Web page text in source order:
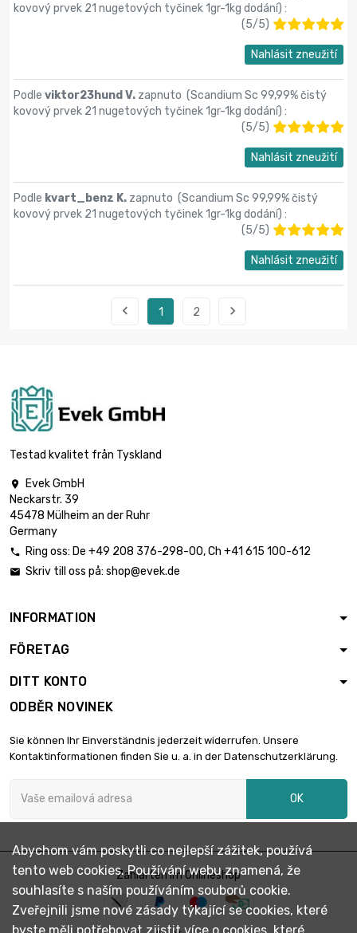
kovový prvek 21 nugetových tyčinek 1gr-1kg dodání) :
(5/5)
Nahlásit zneužití
Podle viktor23hund V. zapnuto (Scandium Sc 99,99% čistý
kovový prvek 21 nugetových tyčinek 1gr-1kg dodání) :
(5/5)
Nahlásit zneužití
Podle kvart_benz K. zapnuto (Scandium Sc 99,99% čistý
kovový prvek 21 nugetových tyčinek 1gr-1kg dodání) :
(5/5)
Nahlásit zneužití
 1 2 
Testad kvalitet från Tyskland

Evek GmbH
Neckarstr. 39
45478 Mülheim an der Ruhr
Germany
 Ring oss: De +49 208 376-298-00, Ch +41 615 100-612
 Skriv till oss på: shop@evek.de
INFORMATION
FÖRETAG
DITT KONTO
ODBĚR NOVINEK
Sie können Ihr Einverständnis jederzeit widerrufen. Unsere
Kontaktinformationen finden Sie u. a. in der Datenschutzerklärung.
OK
Zahlarten im Onlineshop
Abychom vám poskytli co nejlepší zážitek, používá
tento web cookies. Používání webu znamená, že
souhlasíte s naším používáním souborů cookie.
Zveřejnili jsme nové zásady týkající se cookies, které